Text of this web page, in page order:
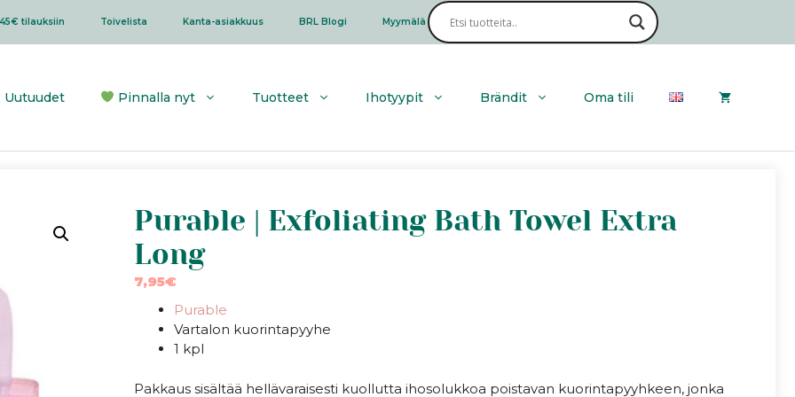
tilauksiin Toivelista Kanta-asiakkuus BRL Blogi Myymälä Haku
Uutuudet Pinnalla nyt Tuotteet Ihotyypit Brändit Oma tili
Purable | Exfoliating Bath Towel Extra
Long
7,95€
Purable
Vartalon kuorintapyyhe
1 kpl
Pakkaus sisältää hellävaraisesti kuollutta ihosolukkoa poistavan kuorintapyyhkeen, jonka